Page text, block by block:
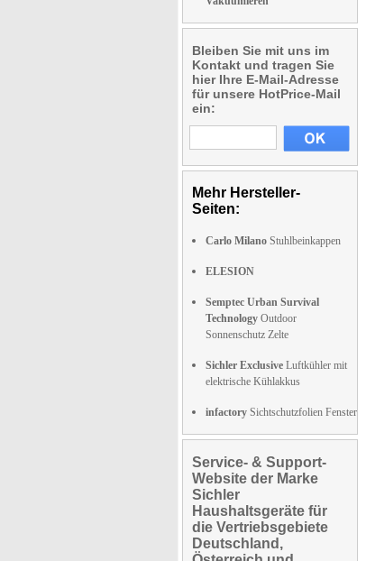
Bleiben Sie mit uns im
Kontakt und tragen Sie
hier Ihre E-Mail-Adresse
für unsere HotPrice-Mail
ein:
Mehr Hersteller-
Seiten:
Carlo Milano Stuhlbeinkappen
ELESION
Semptec Urban Survival
Technology Outdoor
Sonnenschutz Zelte
Sichler Exclusive Luftkühler mit
elektrische Kühlakkus
infactory Sichtschutzfolien Fenster
Service- & Support-
Website der Marke
Sichler
Haushaltsgeräte für
die Vertriebsgebiete
Deutschland,